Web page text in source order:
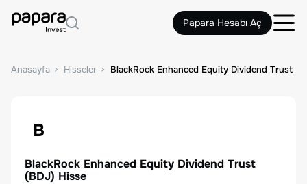
Papara Hesabı Aç
Anasayfa Hisseler BlackRock Enhanced Equity Dividend Trust
B
BlackRock Enhanced Equity Dividend Trust
(BDJ) Hisse